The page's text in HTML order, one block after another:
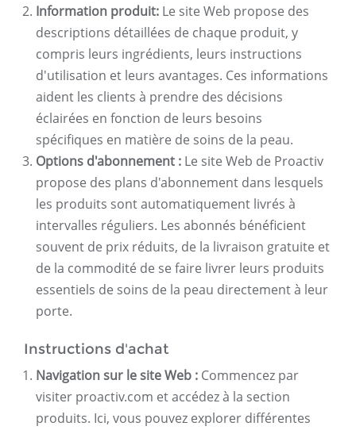
Information produit: Le site Web propose des
descriptions détaillées de chaque produit, y
compris leurs ingrédients, leurs instructions
d'utilisation et leurs avantages. Ces informations
aident les clients à prendre des décisions
éclairées en fonction de leurs besoins
spécifiques en matière de soins de la peau.
Options d'abonnement : Le site Web de Proactiv
propose des plans d'abonnement dans lesquels
les produits sont automatiquement livrés à
intervalles réguliers. Les abonnés bénéficient
souvent de prix réduits, de la livraison gratuite et
de la commodité de se faire livrer leurs produits
essentiels de soins de la peau directement à leur
porte.
Instructions d'achat
Navigation sur le site Web : Commencez par
visiter proactiv.com et accédez à la section
produits. Ici, vous pouvez explorer différentes